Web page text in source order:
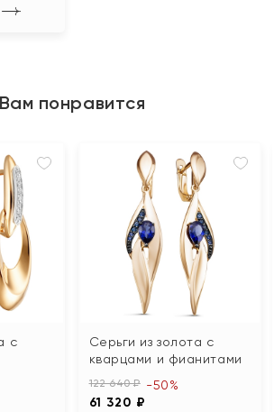
Вам понравится
с
Серьги из золота с
кварцами и фианитами
122 640 ₽
61 320 ₽
-50%